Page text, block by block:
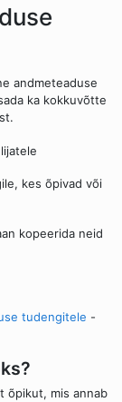
andmeteaduse
ka kokkuvõtte
kes õpivad või
kopeerida neid
tudengitele -
õpikut, mis annab